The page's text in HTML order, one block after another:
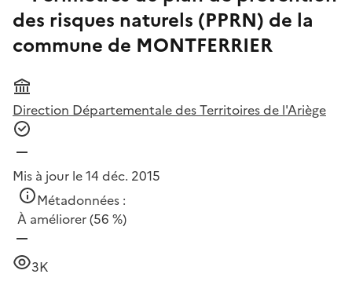
des risques naturels (PPRN) de la
commune de MONTFERRIER
Direction Départementale des Territoires de l'Ariège
Mis à jour le 14 déc. 2015
Métadonnées :
À améliorer(56 %)
3K